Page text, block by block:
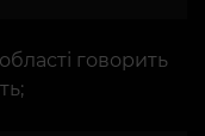
говорить